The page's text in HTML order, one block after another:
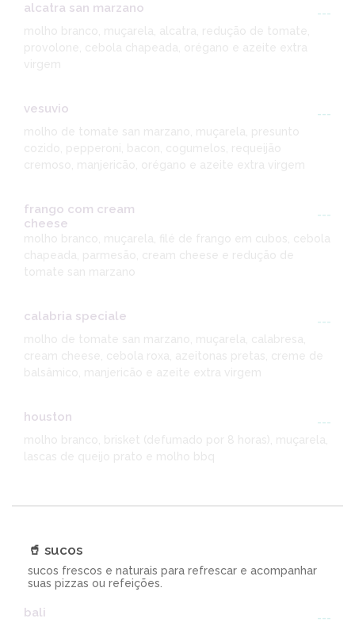
alcatra san marzano
---
molho branco, muçarela, alcatra, redução de tomate,
provolone, cebola chapeada, orégano e azeite extra
vesuvio
---
cozido, pepperoni, bacon, cogumelos, requeijão
cremoso, manjericão, orégano e azeite extra virgem
frango com cream
cheese
---
molho branco, muçarela, filé de frango em cubos, cebola
chapeada, parmesão, cream cheese e redução de
calabria speciale
---
molho de tomate san marzano, muçarela, calabresa,
cream cheese, cebola roxa, azeitonas pretas, creme de
balsâmico, manjericão e azeite extra virgem
houston
---
molho branco, brisket (defumado por 8 horas), muçarela,
lascas de queijo prato e molho bbq
🥤 sucos
sucos frescos e naturais para refrescar e acompanhar
suas pizzas ou refeições.
bali
---